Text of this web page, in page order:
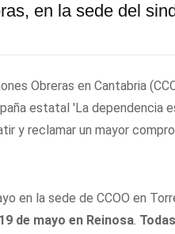
en la sede del
Obreras en Cantabria
estatal 'La dependencia
y reclamar un mayor
en la sede de CCOO en
de mayo en Reinosa.